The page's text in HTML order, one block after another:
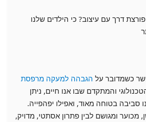
דרך עם עיצוב? כי הילדים שלנו
כשמדובר על הגבהה למעקה מרפסת
והמתקדם שבו אנו חיים, ניתן
סביבה בטוחה מאוד, ואפילו יפהפייה.
מכוער ומגושם לבין פתרון אסתטי, מדויק,